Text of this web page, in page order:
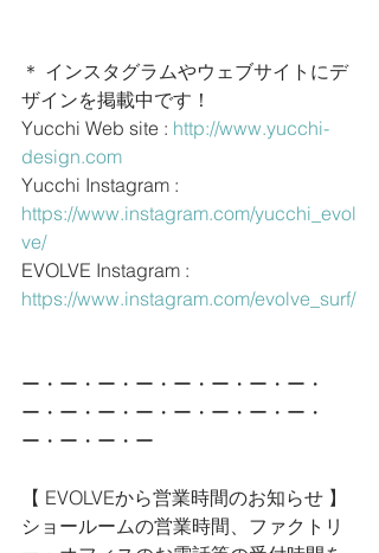
＊ インスタグラムやウェブサイトにデ
ザインを掲載中です！
Yucchi Web site : http://www.yucchi-
design.com
Yucchi Instagram :
https://www.instagram.com/yucchi_evol
ve/
EVOLVE Instagram :
https://www.instagram.com/evolve_surf/
ー・ー・ー・ー・ー・ー・ー・ー・
ー・ー・ー・ー・ー・ー・ー・ー・
ー・ー・ー・ー
【 EVOLVEから営業時間のお知らせ 】
ショールームの営業時間、ファクトリ